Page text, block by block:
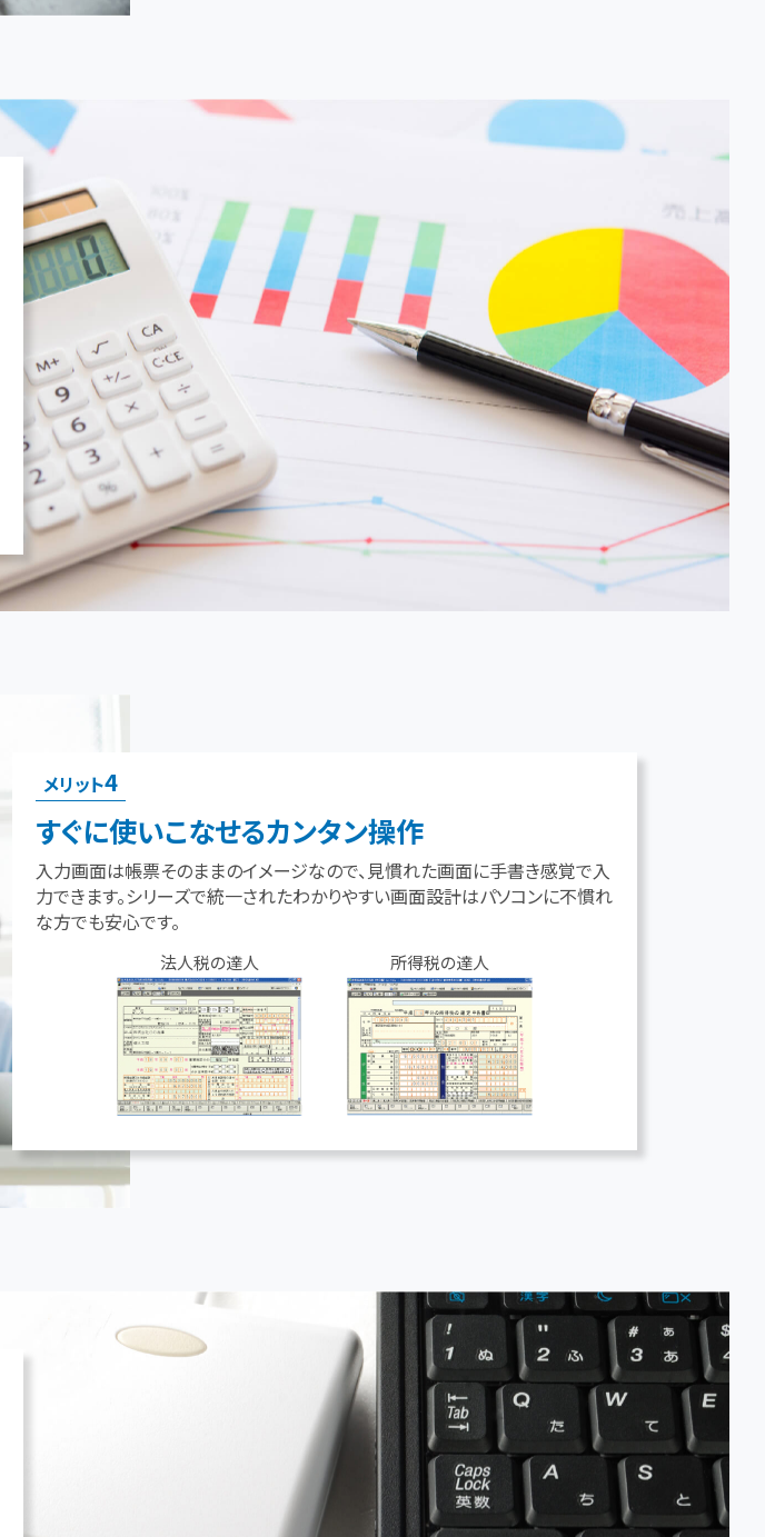
メリット4
すぐに使いこなせるカンタン操作
入力画面は帳票そのままのイメージなので、見慣れた画面に手書き感覚で入
力できます。シリーズで統一されたわかりやすい画面設計はパソコンに不慣れ
な方でも安心です。
法人税の達人 所得税の達人